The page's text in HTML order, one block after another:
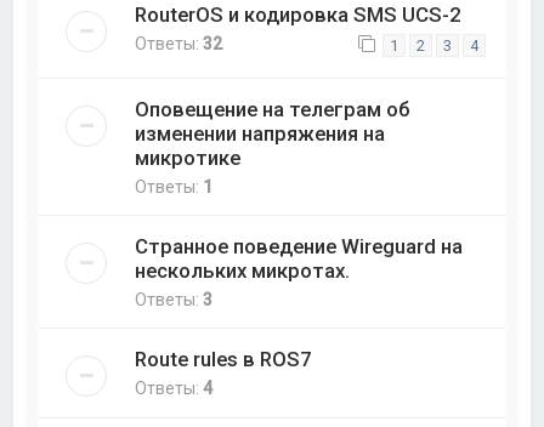
RouterOS и кодировка SMS UCS-2
Ответы:32 1 2 3 4
Оповещение на телеграм об
изменении напряжения на
микротике
Ответы: 1
Странное поведение Wireguard на
нескольких микротах.
Ответы:3
Route rules в ROS7
Ответы:4